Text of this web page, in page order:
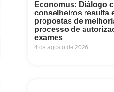
Economus: Diálogo
conselheiros resulta
propostas de
processo de
exames
4 de agosto de 2026